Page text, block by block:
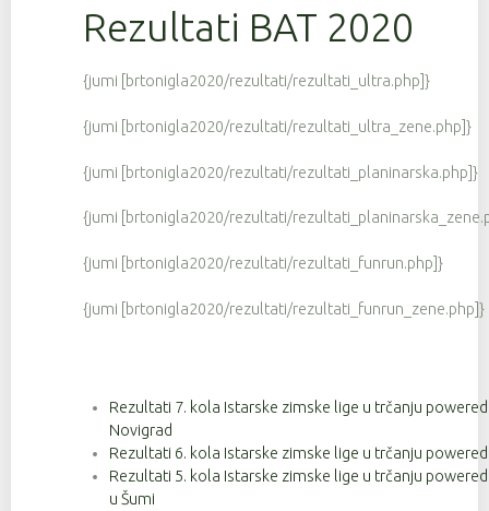
Rezultati BAT 2020
{jumi [brtonigla2020/rezultati/rezultati_ultra.php]}
{jumi [brtonigla2020/rezultati/rezultati_ultra_zene.php]}
{jumi [brtonigla2020/rezultati/rezultati_planinarska.php]}
{jumi [brtonigla2020/rezultati/
{jumi [brtonigla2020/rezultati/rezultati_funrun.php]}
{jumi [brtonigla2020/rezultati/rezultati_funrun_zene.php]}
Rezultati 7. kola Istarske zimske lige u trčanju
Novigrad
Rezultati 6. kola Istarske zimske lige u trčanju
Rezultati 5. kola Istarske zimske lige u trčanju
u Šumi